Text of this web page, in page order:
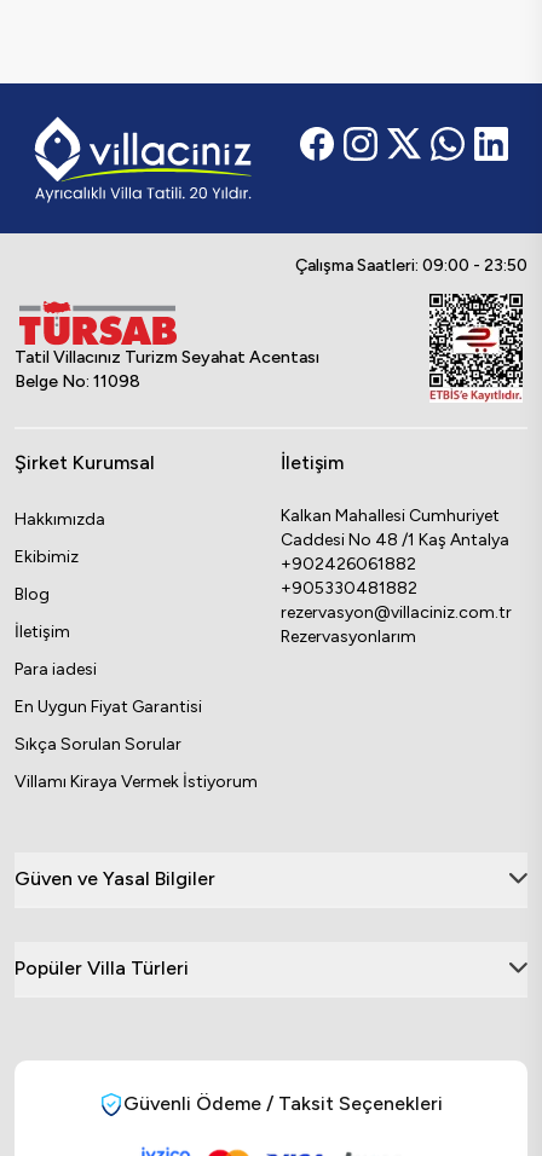
Çalışma Saatleri: 09:00 - 23:50
Tatil Villacınız Turizm Seyahat Acentası
Belge No: 11098
Şirket Kurumsal
Hakkımızda
Ekibimiz
Blog
İletişim
Para iadesi
En Uygun Fiyat Garantisi
Sıkça Sorulan Sorular
Villamı Kiraya Vermek İstiyorum
İletişim
Kalkan Mahallesi Cumhuriyet
Caddesi No 48 /1 Kaş Antalya
+902426061882
+905330481882
rezervasyon@villaciniz.com.tr
Rezervasyonlarım
Güven ve Yasal Bilgiler
Popüler Villa Türleri
Güvenli Ödeme / Taksit Seçenekleri